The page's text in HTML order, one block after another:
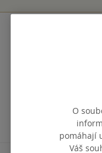
O
pomáhají
Váš